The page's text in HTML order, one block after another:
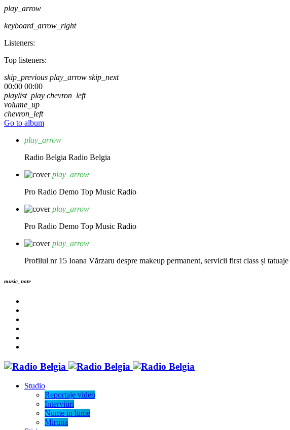
play_arrow
keyboard_arrow_right
Listeners:
Top listeners:
skip_previous play_arrow skip_next
00:00 00:00
playlist_play chevron_left
volume_up
chevron_left
Go to album
play_arrow
Radio Belgia Radio Belgia
play_arrow
Pro Radio Demo Top Music Radio
play_arrow
Pro Radio Demo Top Music Radio
play_arrow
Profilul nr 15 Ioana Vărzaru despre makeup permanent, servicii first class și tatuaje
music_note
Studio
Reportaje video
Interviuri
Nume in lume
Miruna